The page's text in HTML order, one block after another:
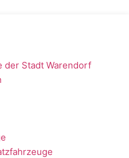
der Stadt Warendorf